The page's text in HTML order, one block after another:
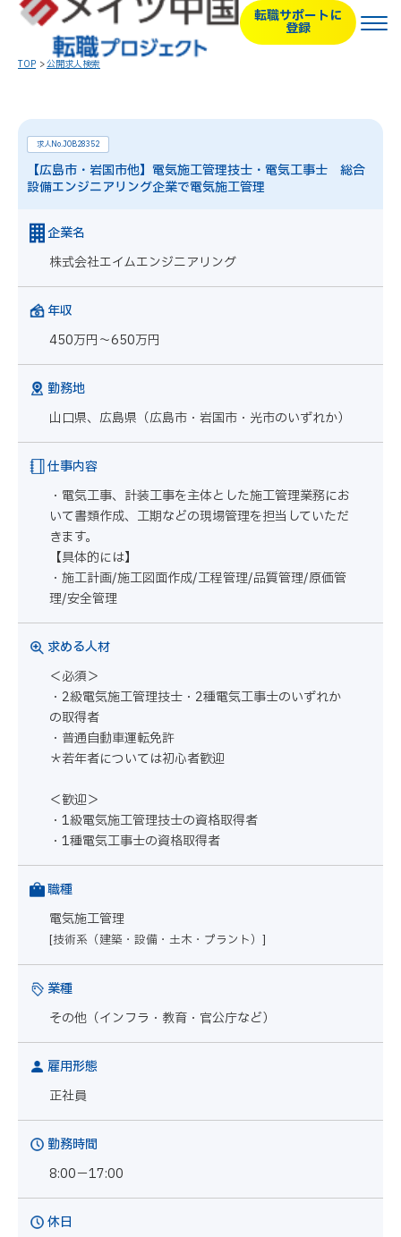
転職サポートに
登録
TOP 公開求人検索
求人No.JOB28352
【広島市・岩国市他】電気施工管理技士・電気工事士 総合
設備エンジニアリング企業で電気施工管理
企業名
株式会社エイムエンジニアリング
年収
450万円～650万円
勤務地
山口県、広島県（広島市・岩国市・光市のいずれか）
仕事内容
・電気工事、計装工事を主体とした施工管理業務にお
いて書類作成、工期などの現場管理を担当していただ
きます。
【具体的には】
・施工計画/施工図面作成/工程管理/品質管理/原価管
理/安全管理
求める人材
＜必須＞
・2級電気施工管理技士・2種電気工事士のいずれか
の取得者
・普通自動車運転免許
＊若年者については初心者歓迎
＜歓迎＞
・1級電気施工管理技士の資格取得者
・1種電気工事士の資格取得者
職種
電気施工管理
[技術系（建築・設備・土木・プラント）]
業種
その他（インフラ・教育・官公庁など）
雇用形態
正社員
勤務時間
8:00－17:00
休日